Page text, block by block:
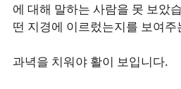
에 대해 말하는 사람을 못 보았
떤 지경에 이르렀는지를 보여주
과녁을 치워야 활이 보입니다.